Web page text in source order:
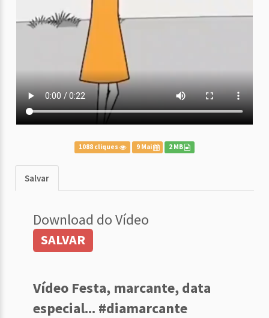
1088 cliques 9 Mai 2 MB
Salvar
Download do Vídeo
SALVAR
Vídeo Festa, marcante, data
especial... #diamarcante